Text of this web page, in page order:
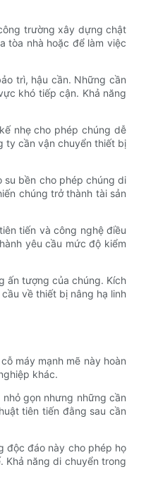
trường xây dựng chật
tòa nhà hoặc để làm việc
trì, hậu cần. Những cần
khó tiếp cận. Khả năng
nhẹ cho phép chúng dễ
ty cần vận chuyển thiết bị
su bền cho phép chúng di
chúng trở thành tài sản
tiến và công nghệ điều
yêu cầu mức độ kiểm
ấn tượng của chúng. Kích
về thiết bị nâng hạ linh
máy mạnh mẽ này hoàn
khác.
gọn nhưng những cần
tiên tiến đằng sau cần
độc đáo này cho phép họ
năng di chuyển trong